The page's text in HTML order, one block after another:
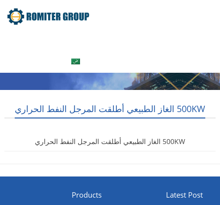
500KW الغاز الطبيعي أطلقت المرجل النفط الحراري
500KW الغاز الطبيعي أطلقت المرجل النفط الحراري
Products Latest Post